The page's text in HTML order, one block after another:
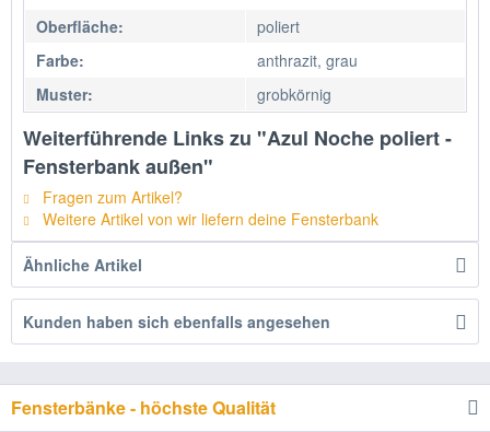
Oberfläche:
poliert
Farbe:
anthrazit, grau
Muster:
grobkörnig
Weiterführende Links zu "Azul Noche poliert -
Fensterbank außen"
Fragen zum Artikel?
Weitere Artikel von wir liefern deine Fensterbank
Ähnliche Artikel
Kunden haben sich ebenfalls angesehen
Fensterbänke - höchste Qualität